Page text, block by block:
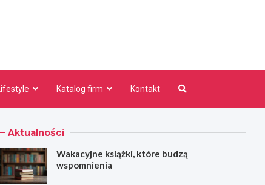
Lifestyle Katalog firm Kontakt
Aktualności
Wakacyjne książki, które budzą
wspomnienia